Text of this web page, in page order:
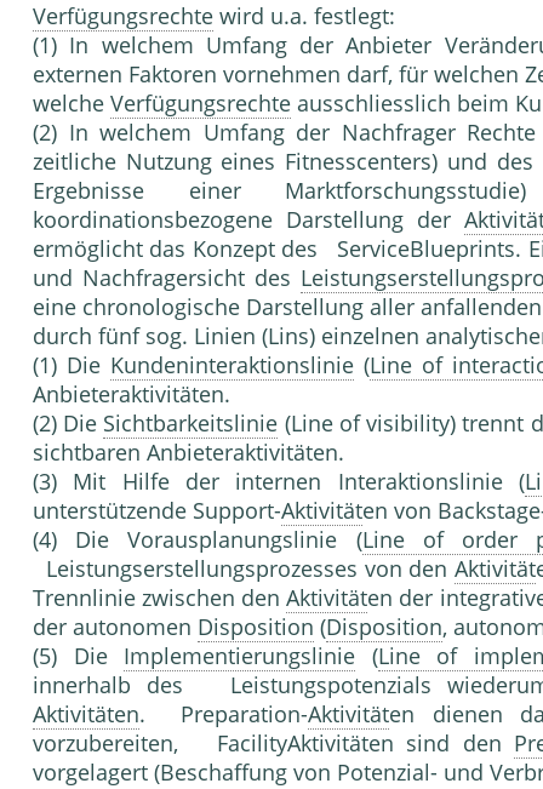
Verfügungsrechte wird u.a. festlegt:
(1) In welchem Umfang der Anbieter
externen Faktoren vornehmen darf, für welchen
welche Verfügungsrechte ausschliesslich beim
(2) In welchem Umfang der Nachfrager
zeitliche Nutzung eines Fitnesscenters) und
Ergebnisse einer
koordinationsbezogene Darstellung der
ermöglicht das Konzept des ServiceBlueprints.
und Nachfragersicht des
eine chro­nologische Darstellung aller
durch fünf sog. Linien (Lins) einzelnen
(1) Die Kundeninteraktionslinie (Line of
Anbieterak­tivitäten.
(2) Die Sichtbarkeitslinie (Line of visibility) trennt
sichtbaren Anbieteraktivitäten.
(3) Mit Hilfe der internen Interaktionslinie (
unterstützende Support-Aktivitäten von
(4) Die Vorauspla­nungslinie (Line of order
Leistungserstellungsprozesses von den Aktivität
Trennlinie zwischen denAktivitäten der
der autonomen Disposition (Disposition,
(5) Die Implementierungslinie (Line of
innerhalb des Leistungspotenzials
Aktivitäten. Preparation-Aktivitäten dienen
vorzubereiten, Facility­Aktivitäten sind den
vorgelagert (Beschaffung von Poten­zial- und